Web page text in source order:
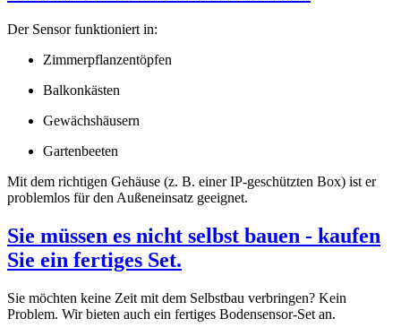
Der Sensor funktioniert in:
Zimmerpflanzentöpfen
Balkonkästen
Gewächshäusern
Gartenbeeten
Mit dem richtigen Gehäuse (z. B. einer IP-geschützten Box) ist er
problemlos für den Außeneinsatz geeignet.
Sie müssen es nicht selbst bauen - kaufen
Sie ein fertiges Set.
Sie möchten keine Zeit mit dem Selbstbau verbringen? Kein
Problem. Wir bieten auch ein fertiges Bodensensor-Set an.